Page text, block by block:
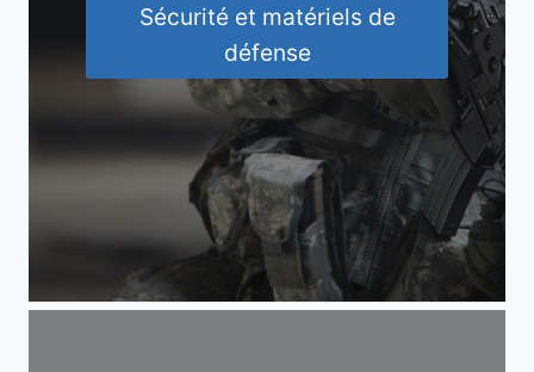
Sécurité et matériels de
défense